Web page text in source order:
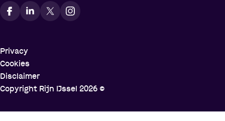
Vindt ons op social media
Privacy
Cookies
Disclaimer
Copyright Rijn IJssel 2026 ©